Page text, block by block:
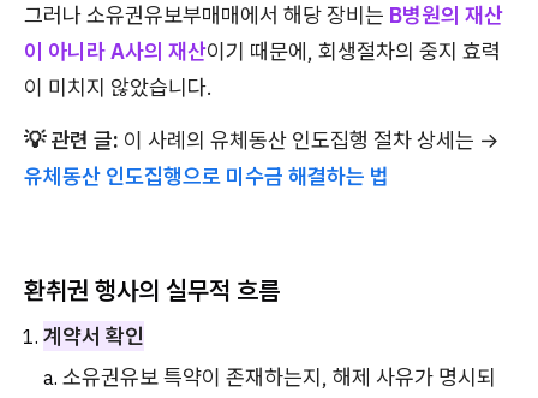
그러나 소유권유보부매매에서 해당 장비는 B병원의 재산
이 아니라 A사의 재산이기 때문에, 회생절차의 중지 효력
이 미치지 않았습니다.
💡 관련 글: 이 사례의 유체동산 인도집행 절차 상세는 →
유체동산 인도집행으로 미수금 해결하는 법
환취권 행사의 실무적 흐름
계약서 확인
소유권유보 특약이 존재하는지, 해제 사유가 명시되